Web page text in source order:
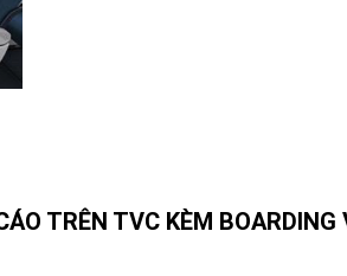
TRÊN TVC KÈM BOARDING